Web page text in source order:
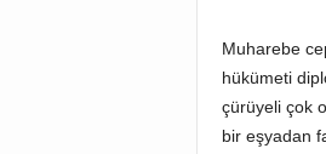
Muharebe
hükümeti
çürüyeli çok
bir eşyadan